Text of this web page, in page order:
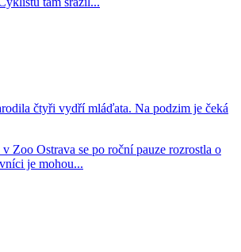
čtyři vydří mláďata. Na podzim je čeká
Zoo Ostrava se po roční pauze rozrostla o
je mohou...